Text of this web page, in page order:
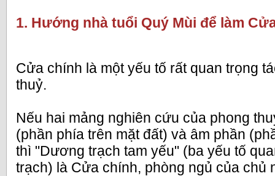
1. Hướng nhà tuổi Quý Mùi để làm
Cửa chính là một yếu tố rất quan trọng
thuỷ.
Nếu hai mảng nghiên cứu của phong
(phần phía trên mặt đất) và âm phần
thì "Dương trạch tam yếu" (ba yếu tố
trạch) là Cửa chính, phòng ngủ của chủ